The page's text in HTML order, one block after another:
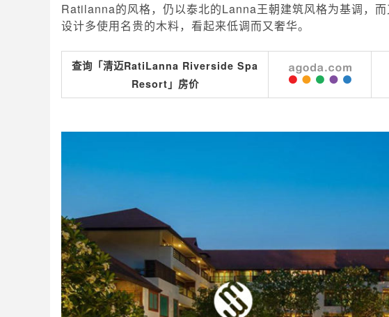
Ratilanna的风格，仍以泰北的Lanna王朝建筑风格为基调，
设计多使用名贵的木料，看起来低调而又奢华。
查询「清迈RatiLanna Riverside Spa
Resort」房价